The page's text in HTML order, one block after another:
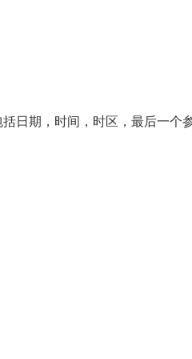
日期，时间，时区，最后一个